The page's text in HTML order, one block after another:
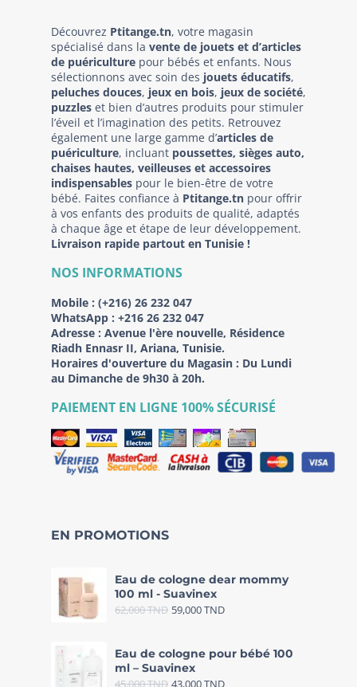
Découvrez Ptitange.tn, votre magasin
spécialisé dans la vente de jouets et d’articles
de puériculture pour bébés et enfants. Nous
sélectionnons avec soin des jouets éducatifs,
peluches douces, jeux en bois, jeux de société,
puzzles et bien d’autres produits pour stimuler
l’éveil et l’imagination des petits. Retrouvez
également une large gamme d’articles de
puériculture, incluant poussettes, sièges auto,
chaises hautes, veilleuses et accessoires
indispensables pour le bien-être de votre
bébé. Faites confiance à Ptitange.tn pour offrir
à vos enfants des produits de qualité, adaptés
à chaque âge et étape de leur développement.
Livraison rapide partout en Tunisie !
NOS INFORMATIONS
Mobile : (+216) 26 232 047
WhatsApp : +216 26 232 047
Adresse : Avenue l'ère nouvelle, Résidence
Riadh Ennasr II, Ariana, Tunisie.
Horaires d'ouverture du Magasin : Du Lundi
au Dimanche de 9h30 à 20h.
PAIEMENT EN LIGNE 100% SÉCURISÉ
EN PROMOTIONS
Eau de cologne dear mommy
100 ml - Suavinex
62,000TND 59,000TND
Eau de cologne pour bébé 100
ml – Suavinex
45,000TND 43,000TND